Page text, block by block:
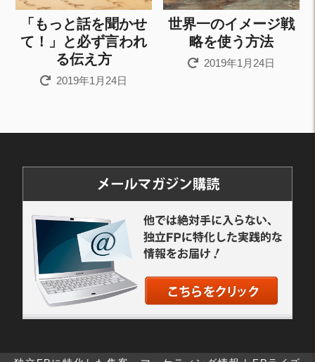
「もっと話を聞かせ
て！」と必ず言われ
る伝え方
2019年1月24日
世界一のイメージ戦
略を使う方法
2019年1月24日